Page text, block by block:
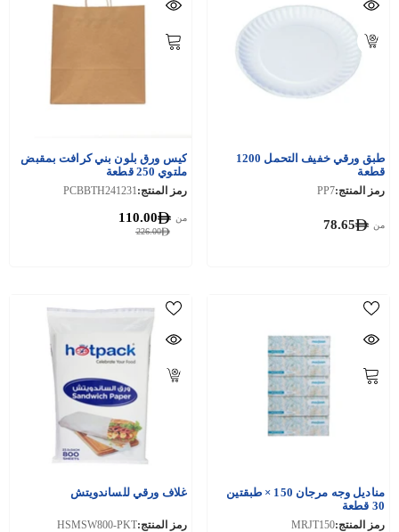
طبق ورقي خفيف التحمل 1200
قطعة
رمز المنتج:PP7
من 78.65
كيس ورق بلون بني كرافت بمقبض
ملتوي 250 قطعة
رمز المنتج:PCBBTH241231
226.00
من 110.00
مناديل وجه مرجان 150 × طبقتين
30 قطعة
رمز المنتج:MRJT150
غلاف ورقي للساندويتش
رمز المنتج:HSMSW800-PKT